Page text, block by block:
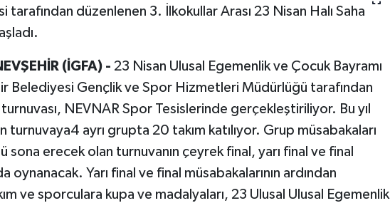
tarafından düzenlenen 3. İlkokullar Arası 23 Nisan Halı Saha
(İGFA) - 23 Nisan Ulusal Egemenlik ve Çocuk Bayramı
Belediyesi Gençlik ve Spor Hizmetleri Müdürlüğü tarafından
NEVNAR Spor Tesislerinde gerçekleştiriliyor. Bu yıl
turnuvaya4 ayrı grupta 20 takım katılıyor. Grup müsabakaları
sona erecek olan turnuvanın çeyrek final, yarı final ve final
oynanacak. Yarı final ve final müsabakalarının ardından
ve sporculara kupa ve madalyaları, 23 Ulusal Ulusal Egemenlik